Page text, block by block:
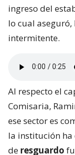
ingreso del
lo cual
intermitente.
Al respecto el
Comisaria,
ese sector es
la institución
de resguardo